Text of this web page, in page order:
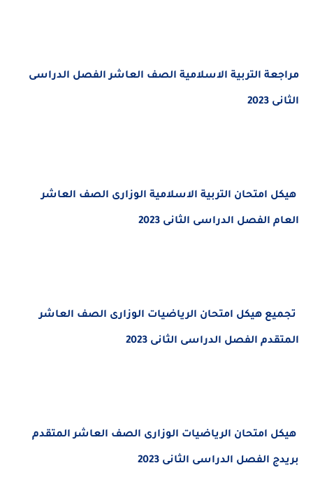
مراجعة التربية الاسلامية الصف العاشر الفصل الدراسى
الثانى 2023
هيكل امتحان التربية الاسلامية الوزارى الصف العاشر
العام الفصل الدراسى الثانى 2023
تجميع هيكل امتحان الرياضيات الوزارى الصف العاشر
المتقدم الفصل الدراسى الثانى 2023
هيكل امتحان الرياضيات الوزارى الصف العاشر المتقدم
بريدج الفصل الدراسى الثانى 2023